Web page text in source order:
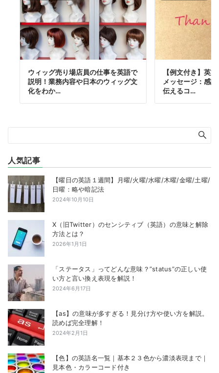
ウィッグ売り場店員の仕事を英語で
説明！業務内容や日本のウィッグ文
化をわか…
【例文付き】英
メッセージ：感
伝えるコ…
人気記事
【曜日の英語１週間】月曜/火曜/水曜/木曜/金曜/土曜/
日曜：略や暗記法
2024年10月10日
X（旧Twitter）のセンシティブ（英語）の意味と解除
方法とは？
2026年1月1日
「ステータス」ってどんな意味？”status”の正しい使
い方と言い換え表現を解説！
2024年6月17日
【as】の意味が多すぎる！見分け方や使い方を解説。
読めば完全理解！
2024年2月1日
【色】の英語名一覧｜基本２３色から濃淡表現まで｜
見本色・カラーコード付き